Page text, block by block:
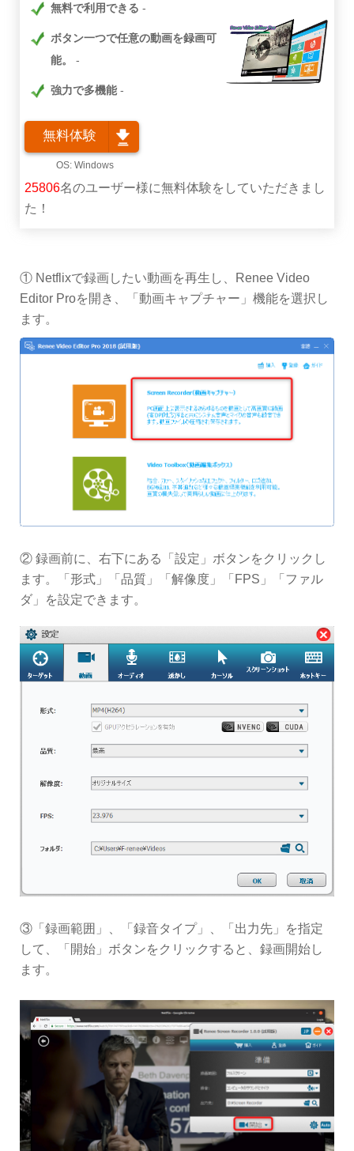
無料で利用できる
ボタン一つで任意の動画を録画可
能。
強力で多機能
無料体験
25806名のユーザー様に無料体験をしていただきまし
た！
① Netflixで録画したい動画を再生し、Renee Video
Editor Proを開き、「動画キャプチャー」機能を選択し
ます。
② 録画前に、右下にある「設定」ボタンをクリックし
ます。「形式」「品質」「解像度」「FPS」「ファル
ダ」を設定できます。
③「録画範囲」、「録音タイプ」、「出力先」を指定
して、「開始」ボタンをクリックすると、録画開始し
ます。